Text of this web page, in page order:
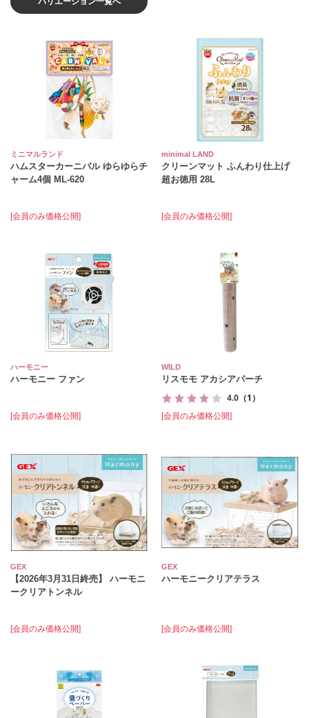
ミニマルランド
ハムスターカーニバル ゆらゆらチ
ャーム4個 ML‐620
[会員のみ価格公開]
minimal LAND
クリーンマット ふんわり仕上げ
超お徳用 28L
[会員のみ価格公開]
ハーモニー
ハーモニー ファン
[会員のみ価格公開]
WILD
リスモモ アカシアパーチ
4.0 （1）
[会員のみ価格公開]
GEX
【2026年3月31日終売】 ハーモニ
ークリアトンネル
[会員のみ価格公開]
GEX
ハーモニークリアテラス
[会員のみ価格公開]